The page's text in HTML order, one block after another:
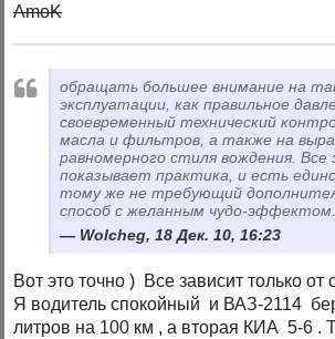
AmoK
обращать большее внимание на
эксплуатации, как правильное
своевременный технический
масла и фильтров, а также на
равномерного стиля вождения. Все
показывает практика, и есть
тому же не требующий
способ с желанным чудо-эффектом.
Wolcheg, 18 Дек. 10, 16:23
Вот это точно ) Все зависит только от
Я водитель спокойный и ВАЗ-2114
литров на 100 км , а вторая КИА 5-6 .